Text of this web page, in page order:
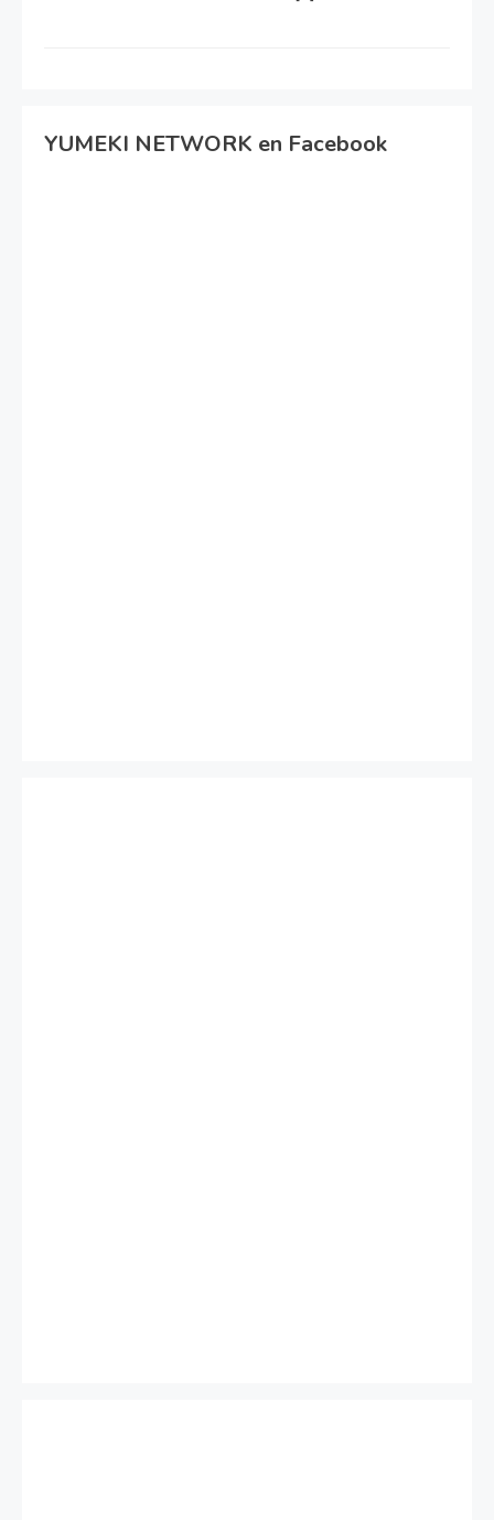
YUMEKI NETWORK en Facebook